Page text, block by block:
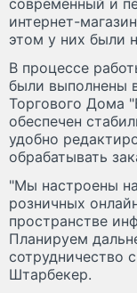
современный и
интернет-
этом у них были
В процессе
были выполнены
Торгового Дома
обеспечен
удобно
обрабатывать
"Мы настроены
розничных
пространстве
Планируем
сотрудничество
Штарбекер.